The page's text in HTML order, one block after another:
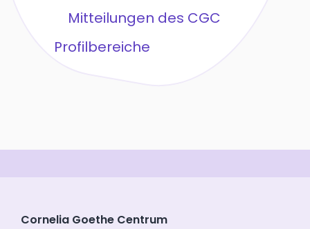
Mitteilungen des CGC
Profilbereiche
Cornelia Goethe Centrum